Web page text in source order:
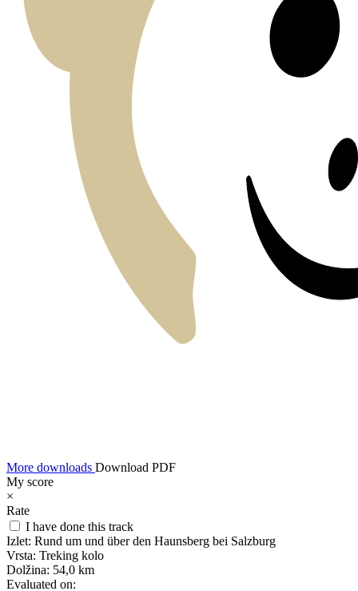
More downloads Download PDF
My score
×
Rate
I have done this track
Izlet: Rund um und über den Haunsberg bei Salzburg
Vrsta: Treking kolo
Dolžina: 54,0 km
Evaluated on: